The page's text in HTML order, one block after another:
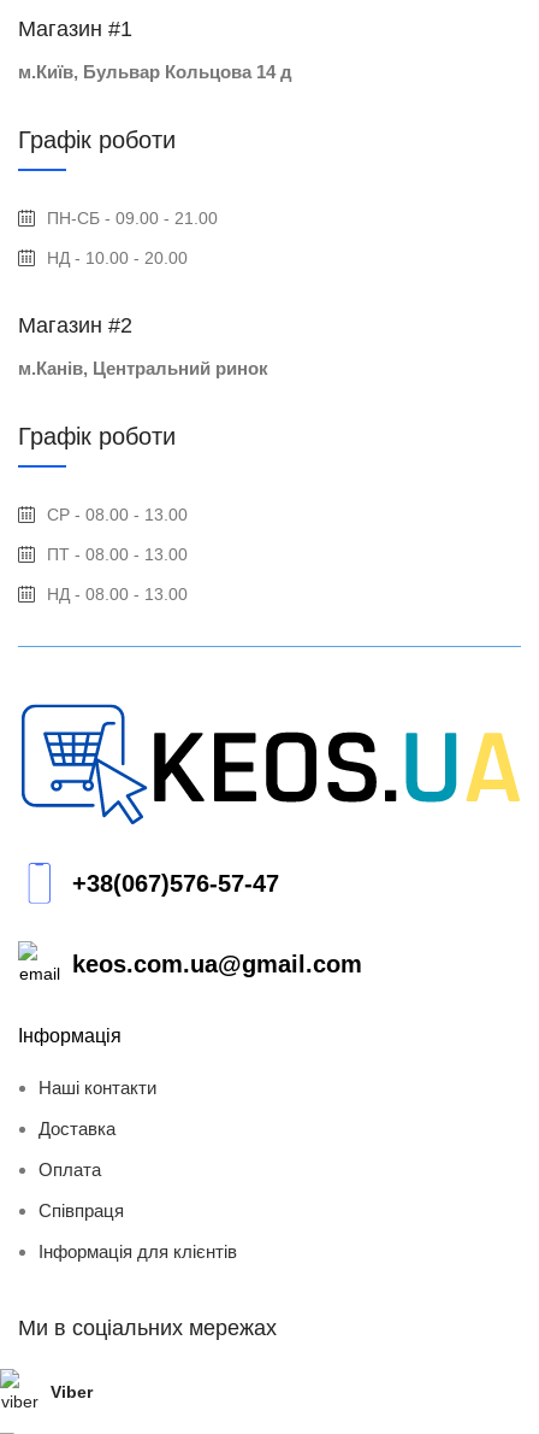
Магазин #1
м.Київ, Бульвар Кольцова 14 д
Графік роботи
ПН-СБ - 09.00 - 21.00
НД - 10.00 - 20.00
Магазин #2
м.Канів, Центральний ринок
Графік роботи
СР - 08.00 - 13.00
ПТ - 08.00 - 13.00
НД - 08.00 - 13.00
+38(067)576-57-47
keos.com.ua@gmail.com
Інформація
Наші контакти
Доставка
Оплата
Співпраця
Інформація для клієнтів
Ми в соціальних мережах
Viber